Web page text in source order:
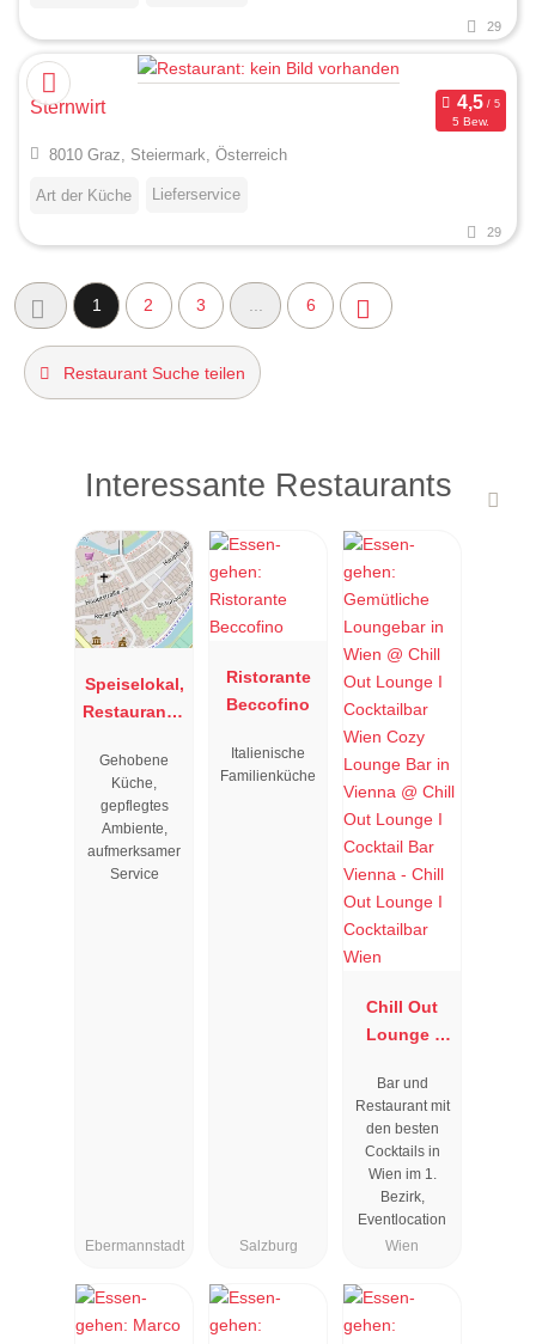
29
Sternwirt
5 Bew.
8010 Graz, Steiermark, Österreich
Art der Küche Lieferservice
29
1 2 3 6
Restaurant Suche teilen
Interessante Restaurants
Speiselokal,
Restaurant "
"
Gehobene
Küche,
gepflegtes
Ambiente,
aufmerksamer
Service
Ebermannstadt
Ristorante
Beccofino
Italienische
Familienküche
Salzburg
Chill Out
Lounge I
Wien
Bar und
Restaurant mit
den besten
Cocktails in
Wien im 1.
Bezirk,
Eventlocation
Wien